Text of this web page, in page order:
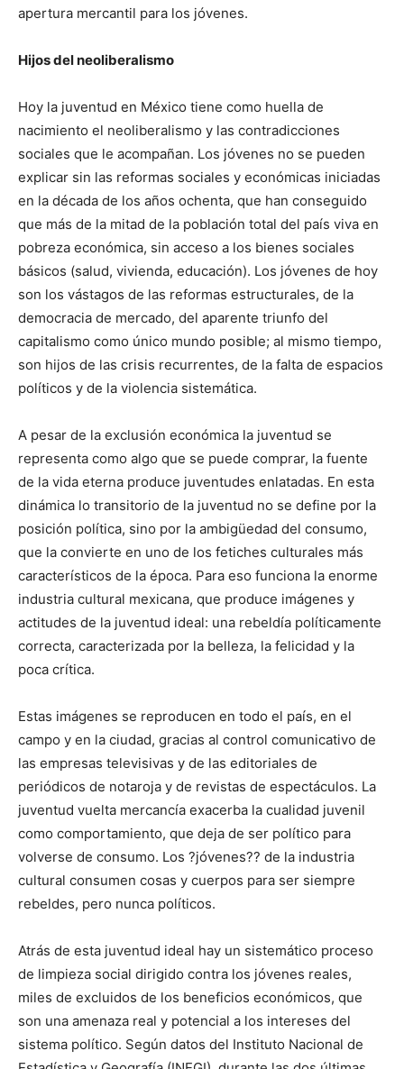
apertura mercantil para los jóvenes.
Hijos del neoliberalismo
Hoy la juventud en México tiene como huella de
nacimiento el neoliberalismo y las contradicciones
sociales que le acompañan. Los jóvenes no se pueden
explicar sin las reformas sociales y económicas iniciadas
en la década de los años ochenta, que han conseguido
que más de la mitad de la población total del país viva en
pobreza económica, sin acceso a los bienes sociales
básicos (salud, vivienda, educación). Los jóvenes de hoy
son los vástagos de las reformas estructurales, de la
democracia de mercado, del aparente triunfo del
capitalismo como único mundo posible; al mismo tiempo,
son hijos de las crisis recurrentes, de la falta de espacios
políticos y de la violencia sistemática.
A pesar de la exclusión económica la juventud se
representa como algo que se puede comprar, la fuente
de la vida eterna produce juventudes enlatadas. En esta
dinámica lo transitorio de la juventud no se define por la
posición política, sino por la ambigüedad del consumo,
que la convierte en uno de los fetiches culturales más
característicos de la época. Para eso funciona la enorme
industria cultural mexicana, que produce imágenes y
actitudes de la juventud ideal: una rebeldía políticamente
correcta, caracterizada por la belleza, la felicidad y la
poca crítica.
Estas imágenes se reproducen en todo el país, en el
campo y en la ciudad, gracias al control comunicativo de
las empresas televisivas y de las editoriales de
periódicos de notaroja y de revistas de espectáculos. La
juventud vuelta mercancía exacerba la cualidad juvenil
como comportamiento, que deja de ser político para
volverse de consumo. Los ?jóvenes?? de la industria
cultural consumen cosas y cuerpos para ser siempre
rebeldes, pero nunca políticos.
Atrás de esta juventud ideal hay un sistemático proceso
de limpieza social dirigido contra los jóvenes reales,
miles de excluidos de los beneficios económicos, que
son una amenaza real y potencial a los intereses del
sistema político. Según datos del Instituto Nacional de